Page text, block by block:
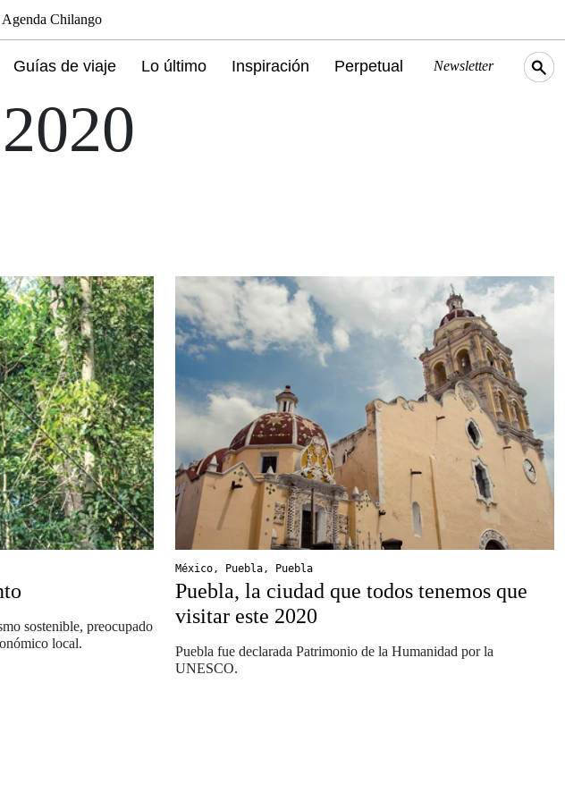
Agenda Chilango
Guías de viaje Lo último Inspiración Perpetual Newsletter
sostenible, preocupado
local.
México , Puebla , Puebla
Puebla, la ciudad que todos tenemos que
visitar este 2020
Puebla fue declarada Patrimonio de la Humanidad por la
UNESCO.